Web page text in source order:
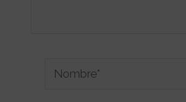
Nombre*